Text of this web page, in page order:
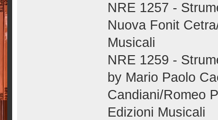
NRE 1257 -
Nuova Fonit
Musicali
NRE 1259 -
by Mario Paolo
Candiani/Romeo
Edizioni Musicali